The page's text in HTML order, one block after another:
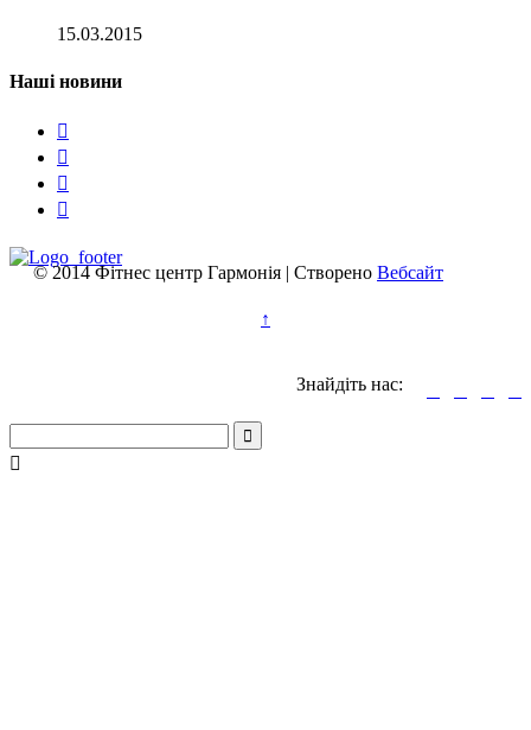
15.03.2015
Наші новини




© 2014 Фітнес центр Гармонія | Створено Вебсайт
↑
Знайдіть нас:

